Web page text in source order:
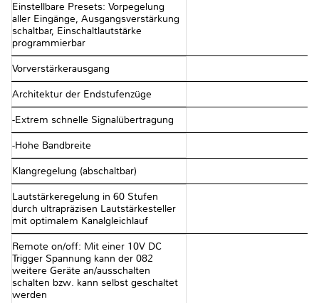
Einstellbare Presets: Vorpegelung
aller Eingänge, Ausgangsverstärkung
schaltbar, Einschaltlautstärke
programmierbar
Vorverstärkerausgang
Architektur der Endstufenzüge
-Extrem schnelle Signalübertragung
-Hohe Bandbreite
Klangregelung (abschaltbar)
Lautstärkeregelung in 60 Stufen
durch ultrapräzisen Lautstärkesteller
mit optimalem Kanalgleichlauf
Remote on/off: Mit einer 10V DC
Trigger Spannung kann der 082
weitere Geräte an/ausschalten
schalten bzw. kann selbst geschaltet
werden